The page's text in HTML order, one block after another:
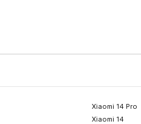
Xiaomi 14 Pro
Xiaomi 14